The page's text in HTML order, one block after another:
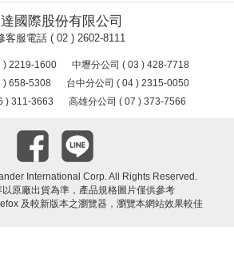
國際股份有限公司
客服電話 ( 02 ) 2602-8111
) 2219-1600
中壢分公司 ( 03 ) 428-7718
) 658-5308
台中分公司 ( 04 ) 2315-0050
) 311-3663
高雄分公司 ( 07 ) 373-7566
International Corp. All Rights Reserved.
原廠出貨為準，產品規格圖片僅供參考
及較新版本之瀏覽器，瀏覽本網站效果較佳